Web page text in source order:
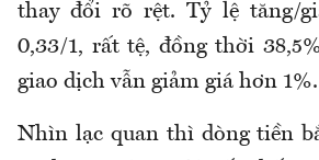
thay đổi rõ rệt. Tỷ lệ tăng/
0,33/1, rất tệ, đồng thời
giao dịch vẫn giảm giá hơn 1%.
Nhìn lạc quan thì dòng tiền